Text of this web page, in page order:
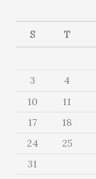
S T
3
4
10
11
17
18
24
25
31